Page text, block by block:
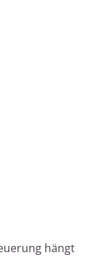
hängt